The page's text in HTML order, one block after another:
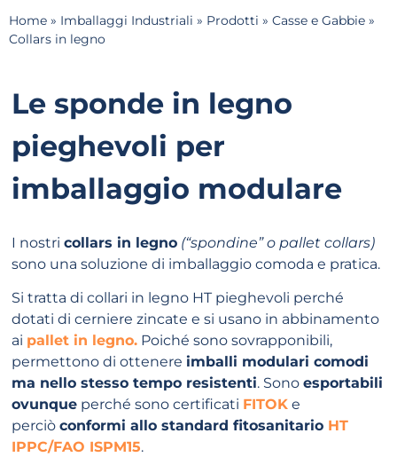
Home » Imballaggi Industriali » Prodotti » Casse e Gabbie »
Collars in legno
Le sponde in legno
pieghevoli per
imballaggio modulare
I nostricollars in legno (“spondine” o pallet collars)
sono una soluzione di imballaggio comoda e pratica.
Si tratta di collari in legno HT pieghevoli perché
dotati di cerniere zincate e si usano in abbinamento
ai pallet in legno. Poiché sono sovrapponibili,
permettono di ottenere imballi modulari comodi
ma nello stesso tempo resistenti. Sonoesportabili
ovunque perché sono certificati FITOK e
perciòconformi allo standard fitosanitario HT
IPPC/FAO ISPM15.